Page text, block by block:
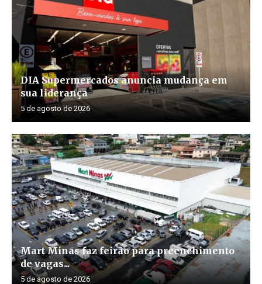
DIA Supermercados anuncia mudança em
sua liderança
5 de agosto de 2026
Mart Minas faz feirão para preenchimento
de vagas...
5 de agosto de 2026